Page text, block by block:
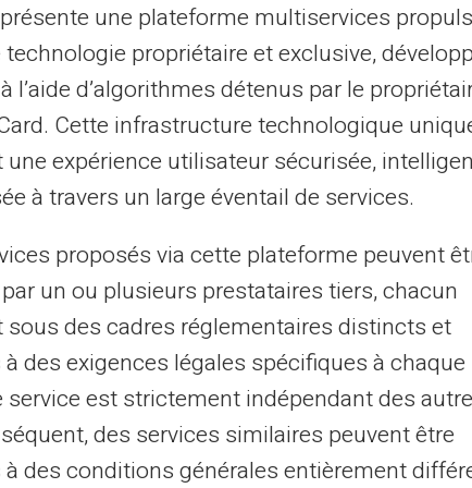
de proximité,
... Au moment de payer,
pour des montants
pas le
d’habitude : insérez
votre code PIN.
de paiement sans
de transactions
une plateforme multiservices
technologie propriétaire et exclusive,
l’aide d’algorithmes détenus par le
Cette infrastructure technologique
expérience utilisateur sécurisée,
à travers un large éventail de services.
proposés via cette plateforme peuvent
un ou plusieurs prestataires tiers, chacun
sous des cadres réglementaires distincts et
des exigences légales spécifiques à chaque
service est strictement indépendant des
des services similaires peuvent être
des conditions générales entièrement